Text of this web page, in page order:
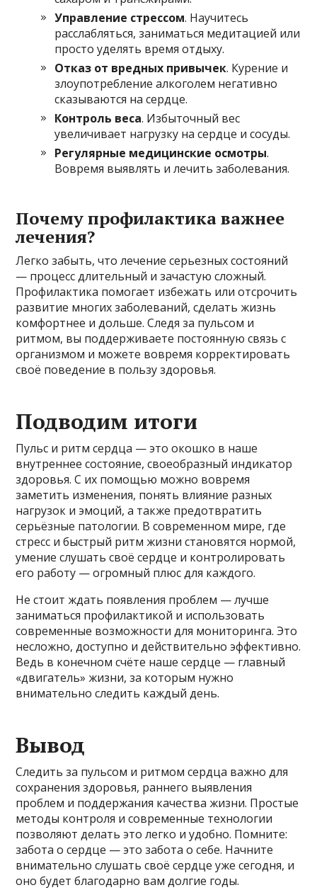
Управление стрессом. Научитесь
расслабляться, заниматься медитацией или
просто уделять время отдыху.
Отказ от вредных привычек. Курение и
злоупотребление алкоголем негативно
сказываются на сердце.
Контроль веса. Избыточный вес
увеличивает нагрузку на сердце и сосуды.
Регулярные медицинские осмотры.
Вовремя выявлять и лечить заболевания.
Почему профилактика важнее
лечения?
Легко забыть, что лечение серьезных состояний
— процесс длительный и зачастую сложный.
Профилактика помогает избежать или отсрочить
развитие многих заболеваний, сделать жизнь
комфортнее и дольше. Следя за пульсом и
ритмом, вы поддерживаете постоянную связь с
организмом и можете вовремя корректировать
своё поведение в пользу здоровья.
Подводим итоги
Пульс и ритм сердца — это окошко в наше
внутреннее состояние, своеобразный индикатор
здоровья. С их помощью можно вовремя
заметить изменения, понять влияние разных
нагрузок и эмоций, а также предотвратить
серьёзные патологии. В современном мире, где
стресс и быстрый ритм жизни становятся нормой,
умение слушать своё сердце и контролировать
его работу — огромный плюс для каждого.
Не стоит ждать появления проблем — лучше
заниматься профилактикой и использовать
современные возможности для мониторинга. Это
несложно, доступно и действительно эффективно.
Ведь в конечном счёте наше сердце — главный
«двигатель» жизни, за которым нужно
внимательно следить каждый день.
Вывод
Следить за пульсом и ритмом сердца важно для
сохранения здоровья, раннего выявления
проблем и поддержания качества жизни. Простые
методы контроля и современные технологии
позволяют делать это легко и удобно. Помните:
забота о сердце — это забота о себе. Начните
внимательно слушать своё сердце уже сегодня, и
оно будет благодарно вам долгие годы.